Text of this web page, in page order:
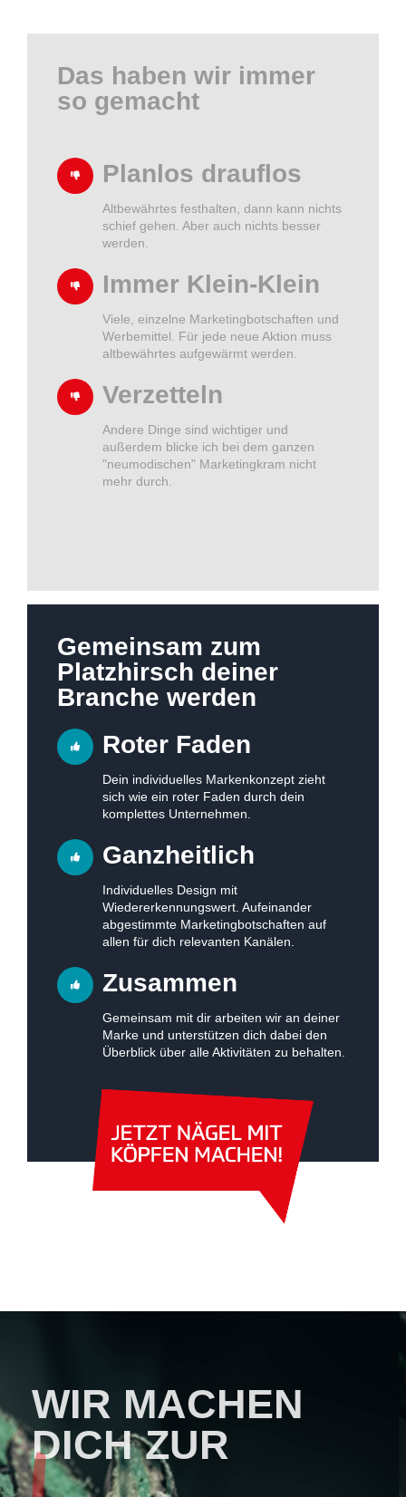
Das haben wir immer
so gemacht
Planlos drauflos
Altbewährtes festhalten, dann kann nichts
schief gehen. Aber auch nichts besser
werden.
Immer Klein-Klein
Viele, einzelne Marketingbotschaften und
Werbemittel. Für jede neue Aktion muss
altbewährtes aufgewärmt werden.
Verzetteln
Andere Dinge sind wichtiger und
außerdem blicke ich bei dem ganzen
"neumodischen" Marketingkram nicht
mehr durch.
Gemeinsam zum
Platzhirsch deiner
Branche werden
Roter Faden
Dein individuelles Markenkonzept zieht
sich wie ein roter Faden durch dein
komplettes Unternehmen.
Ganzheitlich
Individuelles Design mit
Wiedererkennungswert. Aufeinander
abgestimmte Marketingbotschaften auf
allen für dich relevanten Kanälen.
Zusammen
Gemeinsam mit dir arbeiten wir an deiner
Marke und unterstützen dich dabei den
Überblick über alle Aktivitäten zu behalten.
WIR MACHEN
DICH ZUR
MARKE